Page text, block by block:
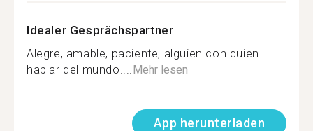
Idealer Gesprächspartner
Alegre, amable, paciente, alguien con quien
hablar del mundo....Mehr lesen
App herunterladen